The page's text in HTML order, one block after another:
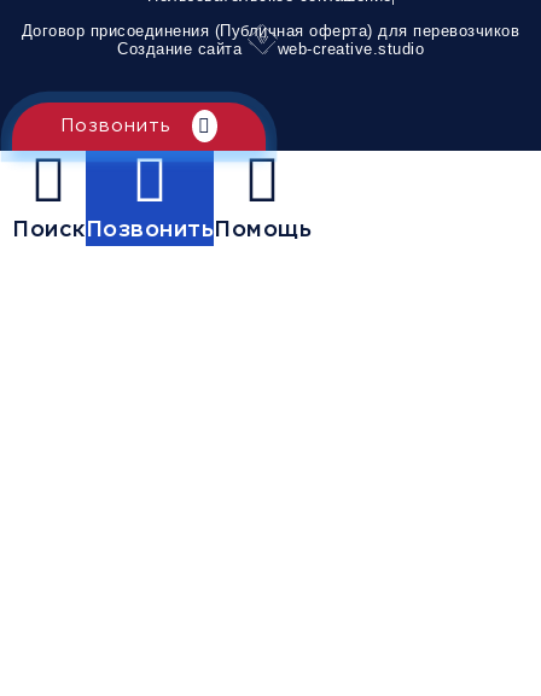
Договор присоединения (Публичная оферта) для перевозчиков
Создание сайта
web-creative.studio
Позвонить
ПоискПозвонитьПомощь